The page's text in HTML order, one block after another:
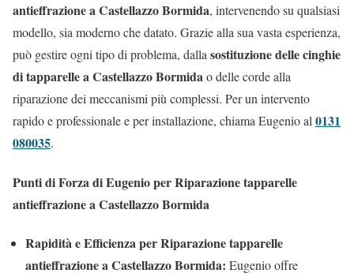
antieffrazione a Castellazzo Bormida, intervenendo su qualsiasi
modello, sia moderno che datato. Grazie alla sua vasta esperienza,
può gestire ogni tipo di problema, dallasostituzione delle cinghie
di tapparelle a Castellazzo Bormidao delle corde alla
riparazione dei meccanismi più complessi. Per un intervento
rapido e professionale e per installazione, chiama Eugenio al0131
080035.
Punti di Forza di Eugenio per Riparazione tapparelle
antieffrazione a Castellazzo Bormida
Rapidità e Efficienza per Riparazione tapparelle
antieffrazione a Castellazzo Bormida: Eugenio offre